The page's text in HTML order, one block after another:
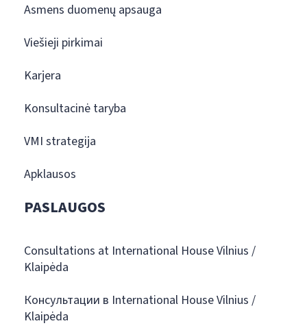
Asmens duomenų apsauga
Viešieji pirkimai
Karjera
Konsultacinė taryba
VMI strategija
Apklausos
PASLAUGOS
Consultations at International House Vilnius /
Klaipėda
Консультации в International House Vilnius /
Klaipėda